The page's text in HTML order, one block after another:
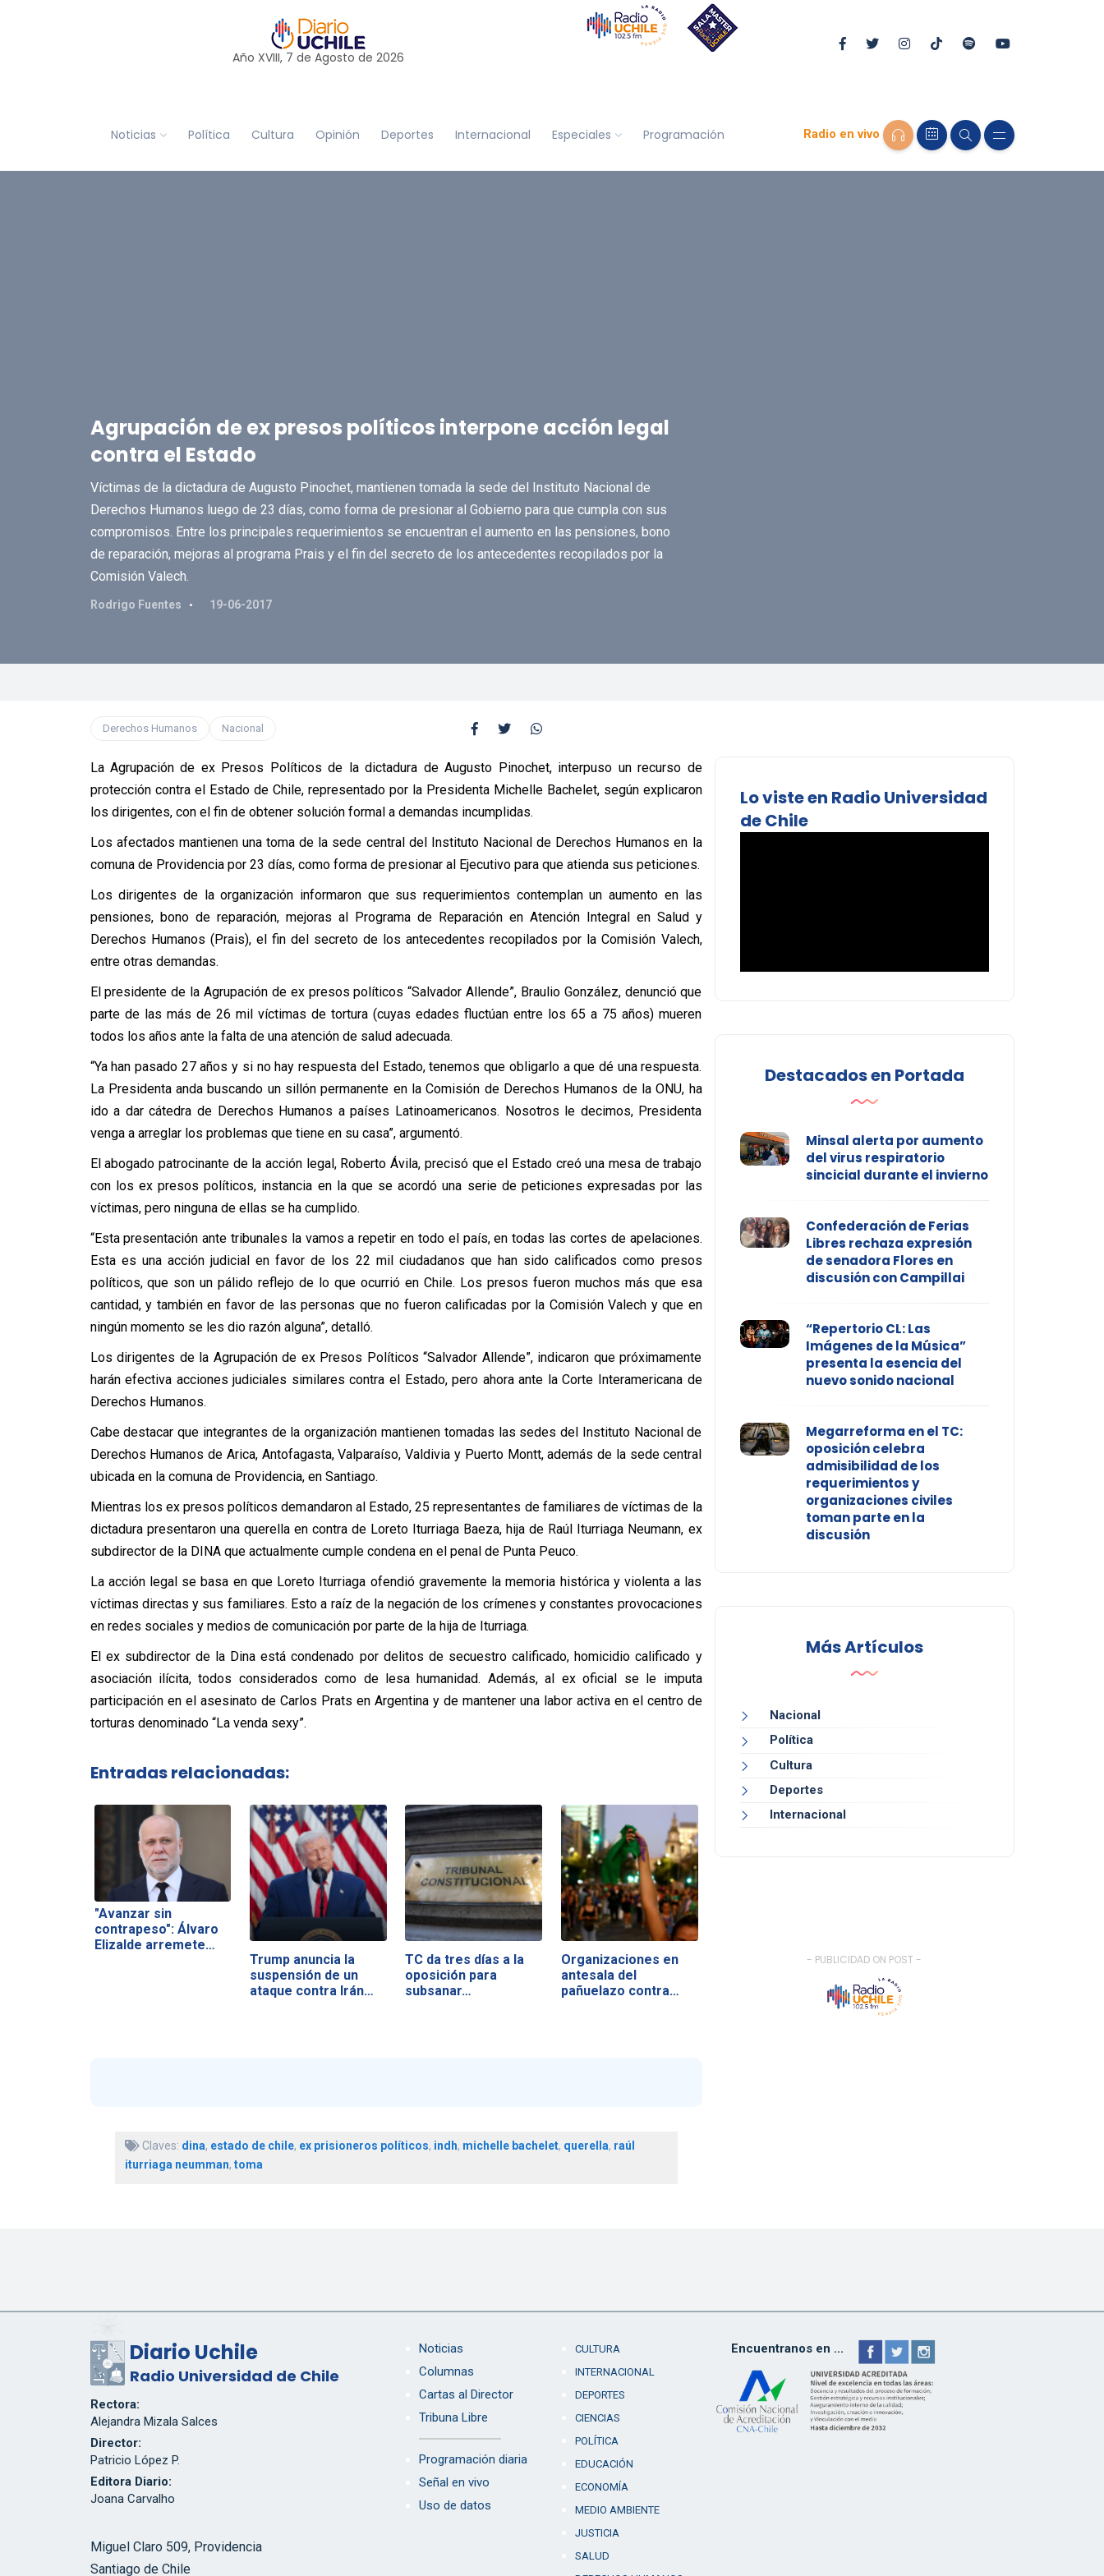
Año XVIII, 7 de Agosto de 2026
Noticias Política Cultura Opinión Deportes Internacional Especiales Programación Radio en vivo
Agrupación de ex presos políticos interpone acción legal
contra el Estado
Víctimas de la dictadura de Augusto Pinochet, mantienen tomada la sede del Instituto Nacional de
Derechos Humanos luego de 23 días, como forma de presionar al Gobierno para que cumpla con sus
compromisos. Entre los principales requerimientos se encuentran el aumento en las pensiones, bono
de reparación, mejoras al programa Prais y el fin del secreto de los antecedentes recopilados por la
Comisión Valech.
Rodrigo Fuentes 19-06-2017
Derechos Humanos Nacional
La Agrupación de ex Presos Políticos de la dictadura de Augusto Pinochet, interpuso un recurso de
protección contra el Estado de Chile, representado por la Presidenta Michelle Bachelet, según explicaron
los dirigentes, con el fin de obtener solución formal a demandas incumplidas.
Los afectados mantienen una toma de la sede central del Instituto Nacional de Derechos Humanos en la
comuna de Providencia por 23 días, como forma de presionar al Ejecutivo para que atienda sus peticiones.
Los dirigentes de la organización informaron que sus requerimientos contemplan un aumento en las
pensiones, bono de reparación, mejoras al Programa de Reparación en Atención Integral en Salud y
Derechos Humanos (Prais), el fin del secreto de los antecedentes recopilados por la Comisión Valech,
entre otras demandas.
El presidente de la Agrupación de ex presos políticos “Salvador Allende”, Braulio González, denunció que
parte de las más de 26 mil víctimas de tortura (cuyas edades fluctúan entre los 65 a 75 años) mueren
todos los años ante la falta de una atención de salud adecuada.
“Ya han pasado 27 años y si no hay respuesta del Estado, tenemos que obligarlo a que dé una respuesta.
La Presidenta anda buscando un sillón permanente en la Comisión de Derechos Humanos de la ONU, ha
ido a dar cátedra de Derechos Humanos a países Latinoamericanos. Nosotros le decimos, Presidenta
venga a arreglar los problemas que tiene en su casa”, argumentó.
El abogado patrocinante de la acción legal, Roberto Ávila, precisó que el Estado creó una mesa de trabajo
con los ex presos políticos, instancia en la que se acordó una serie de peticiones expresadas por las
víctimas, pero ninguna de ellas se ha cumplido.
“Esta presentación ante tribunales la vamos a repetir en todo el país, en todas las cortes de apelaciones.
Esta es una acción judicial en favor de los 22 mil ciudadanos que han sido calificados como presos
políticos, que son un pálido reflejo de lo que ocurrió en Chile. Los presos fueron muchos más que esa
cantidad, y también en favor de las personas que no fueron calificadas por la Comisión Valech y que en
ningún momento se les dio razón alguna”, detalló.
Los dirigentes de la Agrupación de ex Presos Políticos “Salvador Allende”, indicaron que próximamente
harán efectiva acciones judiciales similares contra el Estado, pero ahora ante la Corte Interamericana de
Derechos Humanos.
Cabe destacar que integrantes de la organización mantienen tomadas las sedes del Instituto Nacional de
Derechos Humanos de Arica, Antofagasta, Valparaíso, Valdivia y Puerto Montt, además de la sede central
ubicada en la comuna de Providencia, en Santiago.
Mientras los ex presos políticos demandaron al Estado, 25 representantes de familiares de víctimas de la
dictadura presentaron una querella en contra de Loreto Iturriaga Baeza, hija de Raúl Iturriaga Neumann, ex
subdirector de la DINA que actualmente cumple condena en el penal de Punta Peuco.
La acción legal se basa en que Loreto Iturriaga ofendió gravemente la memoria histórica y violenta a las
víctimas directas y sus familiares. Esto a raíz de la negación de los crímenes y constantes provocaciones
en redes sociales y medios de comunicación por parte de la hija de Iturriaga.
El ex subdirector de la Dina está condenado por delitos de secuestro calificado, homicidio calificado y
asociación ilícita, todos considerados como de lesa humanidad. Además, al ex oficial se le imputa
participación en el asesinato de Carlos Prats en Argentina y de mantener una labor activa en el centro de
torturas denominado “La venda sexy”.
Entradas relacionadas:
"Avanzar sin
contrapeso": Álvaro
Elizalde arremete…
Trump anuncia la
suspensión de un
ataque contra Irán…
TC da tres días a la
oposición para
subsanar…
Organizaciones en
antesala del
pañuelazo contra…
Claves: dina, estado de chile, ex prisioneros políticos, indh, michelle bachelet, querella, raúl
iturriaga neumman, toma
Lo viste en Radio Universidad
de Chile
Destacados en Portada
Minsal alerta por aumento
del virus respiratorio
sincicial durante el invierno
Confederación de Ferias
Libres rechaza expresión
de senadora Flores en
discusión con Campillai
“Repertorio CL: Las
Imágenes de la Música”
presenta la esencia del
nuevo sonido nacional
Megarreforma en el TC:
oposición celebra
admisibilidad de los
requerimientos y
organizaciones civiles
toman parte en la
discusión
Más Artículos
Nacional
Política
Cultura
Deportes
Internacional
- PUBLICIDAD ON POST -
Diario Uchile
Radio Universidad de Chile
Rectora:
Alejandra Mizala Salces
Director:
Patricio López P.
Editora Diario:
Joana Carvalho
Miguel Claro 509, Providencia
Santiago de Chile
Noticias
Columnas
Cartas al Director
Tribuna Libre
Programación diaria
Señal en vivo
Uso de datos
CULTURA
INTERNACIONAL
DEPORTES
CIENCIAS
POLÍTICA
EDUCACIÓN
ECONOMÍA
MEDIO AMBIENTE
JUSTICIA
SALUD
Encuentranos en ...